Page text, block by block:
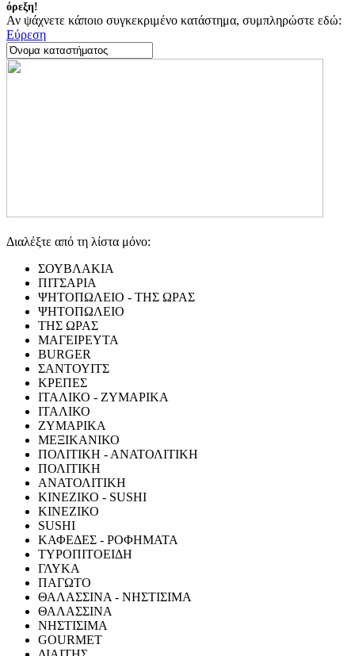
όρεξη!
Αν ψάχνετε κάποιο συγκεκριμένο κατάστημα, συμπληρώστε εδώ:
Εύρεση
Διαλέξτε από τη λίστα μόνο:
ΣΟΥΒΛΑΚΙΑ
ΠΙΤΣΑΡΙΑ
ΨΗΤΟΠΩΛΕΙΟ - ΤΗΣ ΩΡΑΣ
ΨΗΤΟΠΩΛΕΙΟ
ΤΗΣ ΩΡΑΣ
ΜΑΓΕΙΡΕΥΤΑ
BURGER
ΣΑΝΤΟΥΙΤΣ
ΚΡΕΠΕΣ
ΙΤΑΛΙΚΟ - ΖΥΜΑΡΙΚΑ
ΙΤΑΛΙΚΟ
ΖΥΜΑΡΙΚΑ
ΜΕΞΙΚΑΝΙΚΟ
ΠΟΛΙΤΙΚΗ - ΑΝΑΤΟΛΙΤΙΚΗ
ΠΟΛΙΤΙΚΗ
ΑΝΑΤΟΛΙΤΙΚΗ
ΚΙΝΕΖΙΚΟ - SUSHI
ΚΙΝΕΖΙΚΟ
SUSHI
ΚΑΦΕΔΕΣ - ΡΟΦΗΜΑΤΑ
ΤΥΡΟΠΙΤΟΕΙΔΗ
ΓΛΥΚΑ
ΠΑΓΩΤΟ
ΘΑΛΑΣΣΙΝΑ - ΝΗΣΤΙΣΙΜΑ
ΘΑΛΑΣΣΙΝΑ
ΝΗΣΤΙΣΙΜΑ
GOURMET